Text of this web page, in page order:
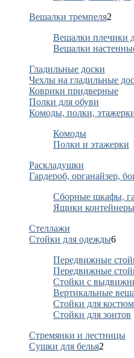
Вешалки тремпеля2
Вешалки плечики
Вешалки
Гладильные доски
Чехлы на гладильные
Коврики придверные
Полки для обуви
Комоды, полки,
Комоды
Полки и этажерки
Раскладушки
Гардероб, органайзер,
Сборные шкафы,
Ящики
Стеллажи
Стойки для одежды6
Передвижные
Передвижные
Стойки с
Вертикальные
Стойки для
Стойки для зонтов
Стремянки и лестницы
Сушки для белья2